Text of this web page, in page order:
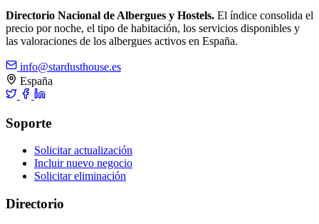
Directorio Nacional de Albergues y Hostels. El índice consolida el
precio por noche, el tipo de habitación, los servicios disponibles y
las valoraciones de los albergues activos en España.
info@stardusthouse.es
España
Soporte
Solicitar actualización
Incluir nuevo negocio
Solicitar eliminación
Directorio